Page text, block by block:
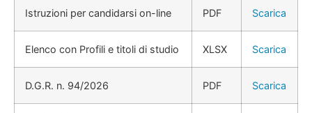
Istruzioni per candidarsi on-line PDF Scarica
Elenco con Profili e titoli di studio XLSX Scarica
D.G.R. n. 94/2026 PDF Scarica